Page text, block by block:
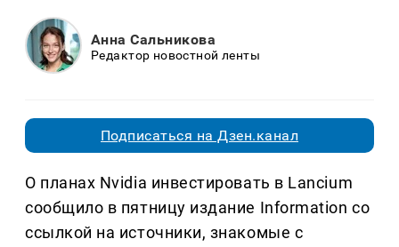
Анна Сальникова
Редактор новостной ленты
Подписаться на Дзен.канал
О планах Nvidia инвестировать в Lancium
сообщило в пятницу издание Information со
ссылкой на источники, знакомые с